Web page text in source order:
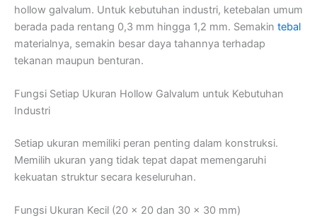
hollow galvalum. Untuk kebutuhan industri, ketebalan umum
berada pada rentang 0,3 mm hingga 1,2 mm. Semakin tebal
materialnya, semakin besar daya tahannya terhadap
tekanan maupun benturan.
Fungsi Setiap Ukuran Hollow Galvalum untuk Kebutuhan
Industri
Setiap ukuran memiliki peran penting dalam konstruksi.
Memilih ukuran yang tidak tepat dapat memengaruhi
kekuatan struktur secara keseluruhan.
Fungsi Ukuran Kecil (20 x 20 dan 30 x 30 mm)